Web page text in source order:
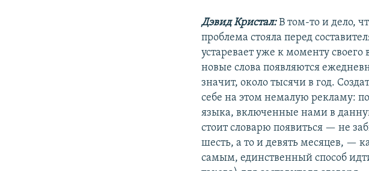
Дэвид Кристал:В том-то и дело,
проблема стояла перед
устаревает уже к моменту
новые слова появляются
значит, около тысячи в год.
себе на этом немалую рекламу:
языка, включенные нами в
стоит словарю появиться — не
шесть, а то и девять месяцев, —
самым, единственный способ